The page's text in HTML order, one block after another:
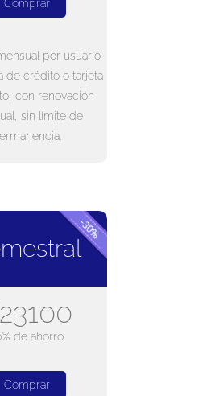
Comprar
por usuario
de crédito o tarjeta
con renovación
sin límite de
de ahorro
Comprar